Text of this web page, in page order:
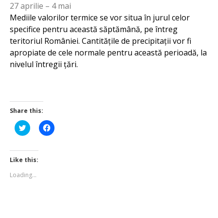
27 aprilie – 4 mai
Mediile valorilor termice se vor situa în jurul celor
specifice pentru această săptămână, pe întreg
teritoriul României. Cantitățile de precipitații vor fi
apropiate de cele normale pentru această perioadă, la
nivelul întregii țări.
Share this:
Click
to
Twitter
(Opens
in
window)
Click
to
Like this:
Loading...